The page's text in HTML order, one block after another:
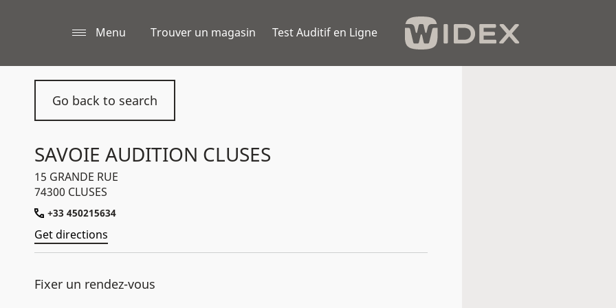
Menu Trouver un magasin Test Auditif en Ligne
Go back to search
SAVOIE AUDITION CLUSES
15 GRANDE RUE
74300 CLUSES
+33 450215634
Get directions
Fixer un rendez-vous